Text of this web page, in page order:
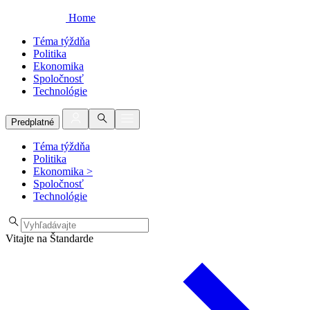
Home
Téma týždňa
Politika
Ekonomika
Spoločnosť
Technológie
Predplatné
Téma týždňa
Politika
Ekonomika >
Spoločnosť
Technológie
Vitajte na Štandarde